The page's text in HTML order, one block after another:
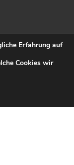
Erfahrung auf
Cookies wir